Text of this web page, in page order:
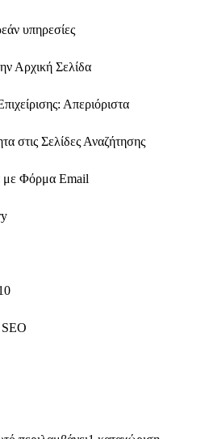
υπηρεσίες
Αρχική Σελίδα
Απεριόριστα
στις Σελίδες Αναζήτησης
με Φόρμα Email